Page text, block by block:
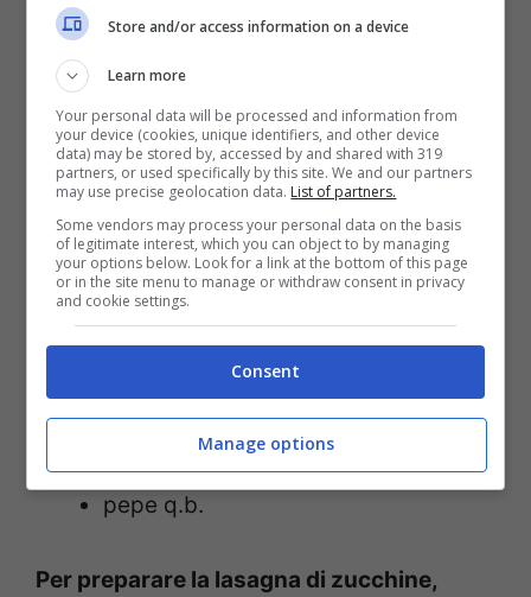
150 g di scamorza affumicata
80 g di Parmigiano Reggiano
grattugiato
4 uova
1 spicchio d’aglio grattugiato
olio extravergine di oliva q.b.
pangrattato q.b.
origano q.b.
sale q.b.
pepe q.b.
Per preparare la lasagna di zucchine,
Store and/or access information on a device
Learn more
Your personal data will be processed and information from
your device (cookies, unique identifiers, and other device
data) may be stored by, accessed by and shared with 319
partners, or used specifically by this site. We and our partners
may use precise geolocation data. List of partners.
Some vendors may process your personal data on the basis
of legitimate interest, which you can object to by managing
your options below. Look for a link at the bottom of this page
or in the site menu to manage or withdraw consent in privacy
and cookie settings.
Consent
Manage options